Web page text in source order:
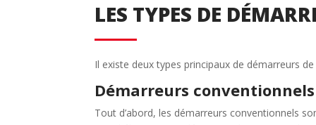
LES TYPES DE
Il existe deux types principaux de démarreurs
Démarreurs conventionnels
Tout d’abord, les démarreurs conventionnels